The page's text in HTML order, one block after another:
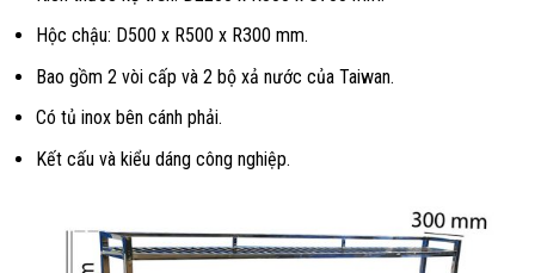
Hộc chậu: D500 x R500 x R300 mm.
Bao gồm 2 vòi cấp và 2 bộ xả nước của Taiwan.
Có tủ inox bên cánh phải.
Kết cấu và kiểu dáng công nghiệp.